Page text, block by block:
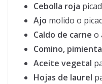
Cebolla roja
Ajo molido o
Caldo de carne o
Comino,
Aceite vegetal
Hojas de laurel